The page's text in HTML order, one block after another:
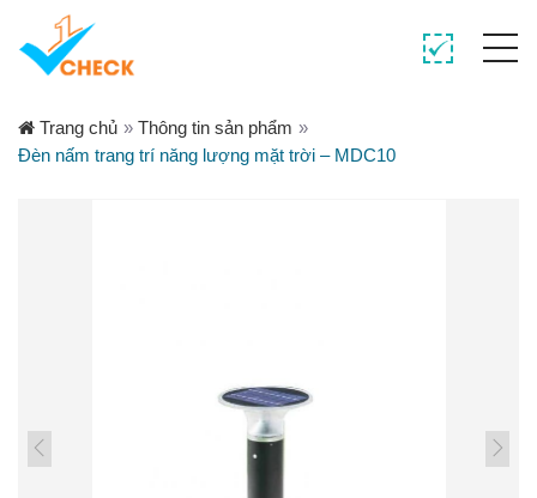
Trang chủ » Thông tin sản phẩm »
Đèn nấm trang trí năng lượng mặt trời – MDC10